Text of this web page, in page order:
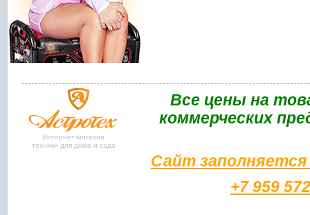
Интернет-магазин
техники для дома и сада
Bce цены на
коммерческих
Сайт
+7 959